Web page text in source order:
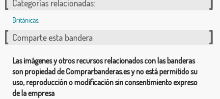
Categorías relacionadas:
Británicas,
Comparte esta bandera
Las imágenes y otros recursos relacionados con las banderas
son propiedad de Comprarbanderas.es y no está permitido su
uso, reproducción o modificación sin consentimiento expreso
de la empresa